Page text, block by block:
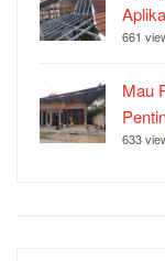
661
Mau
633